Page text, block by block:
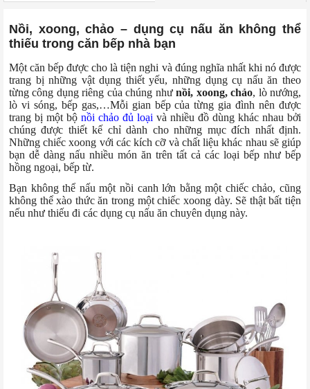
Nồi, xoong, chảo – dụng cụ nấu ăn không thể
thiếu trong căn bếp nhà bạn
Một căn bếp được cho là tiện nghi và đúng nghĩa nhất khi nó được
trang bị những vật dụng thiết yếu, những dụng cụ nấu ăn theo
từng công dụng riêng của chúng nhưnồi, xoong, chảo, lò nướng,
lò vi sóng, bếp gas,…Mỗi gian bếp của từng gia đình nên được
trang bị một bộ nồi chảo đủ loại và nhiều đồ dùng khác nhau bởi
chúng được thiết kế chỉ dành cho những mục đích nhất định.
Những chiếc xoong với các kích cỡ và chất liệu khác nhau sẽ giúp
bạn dễ dàng nấu nhiều món ăn trên tất cả các loại bếp như bếp
hồng ngoại, bếp từ.
Bạn không thể nấu một nồi canh lớn bằng một chiếc chảo, cũng
không thể xào thức ăn trong một chiếc xoong dày. Sẽ thật bất tiện
nếu như thiếu đi các dụng cụ nấu ăn chuyên dụng này.